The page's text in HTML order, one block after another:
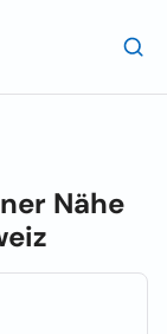
Nähe